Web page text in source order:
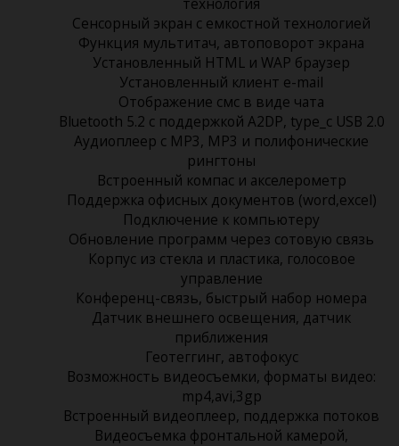
Сенсорный экран c емкостной технологией
Функция мультитач, автоповорот экрана
Установленный HTML и WAP браузер
Установленный клиент e-mail
Отображение смс в виде чата
Bluetooth 5.2 с поддержкой A2DP, type_c USB 2.0
Аудиоплеер с MP3, MP3 и полифонические
рингтоны
Встроенный компас и акселерометр
Поддержка офисных документов (word,excel)
Подключение к компьютеру
Обновление программ через сотовую связь
Корпус из стекла и пластика, голосовое
управление
Конференц-связь, быстрый набор номера
Датчик внешнего освещения, датчик
приближения
Геотеггинг, автофокус
Возможность видеосъемки, форматы видео:
mp4,avi,3gp
Встроенный видеоплеер, поддержка потоков
Видеосъемка фронтальной камерой,